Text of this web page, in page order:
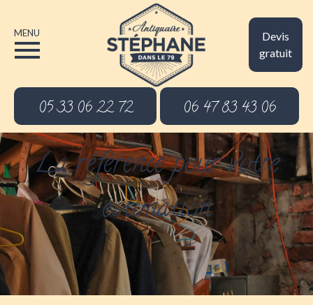
Devis
gratuit
MENU
05 33 06 22 72 06 47 83 43 06
La référence pour votre
estimation